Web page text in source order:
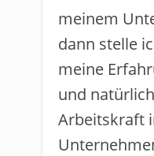
meinem
dann stelle
meine
und
Arbeitskraft